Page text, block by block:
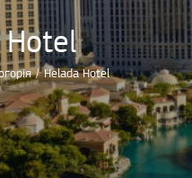
/ Helada Hotel